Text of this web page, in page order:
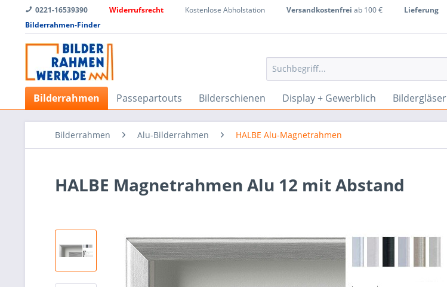
0221-16539390 Widerrufsrecht Kostenlose Abholstation Versandkostenfrei ab 100 € Lieferung
Bilderrahmen-Finder
Bilderrahmen Passepartouts Bilderschienen Display + Gewerblich Bildergläser
Bilderrahmen Alu-Bilderrahmen HALBE Alu-Magnetrahmen
HALBE Magnetrahmen Alu 12 mit Abstand